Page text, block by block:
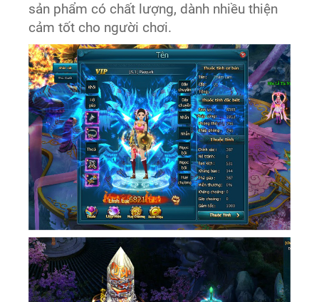
sản phẩm có chất lượng, dành nhiều thiện
cảm tốt cho người chơi.